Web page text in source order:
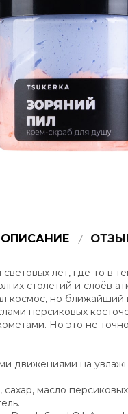
ОПИСАНИЕ
лет, где-то в
столетий и слоёв
космос, но
персиковых
Но это не
движениями на
масло